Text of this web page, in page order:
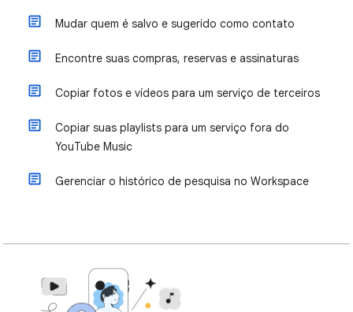
Mudar quem é salvo e sugerido como contato
Encontre suas compras, reservas e assinaturas
Copiar fotos e vídeos para um serviço de terceiros
Copiar suas playlists para um serviço fora do
YouTube Music
Gerenciar o histórico de pesquisa no Workspace